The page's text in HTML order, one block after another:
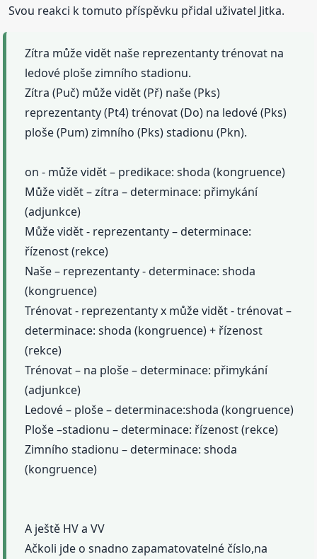
Svou reakci k tomuto příspěvku přidal uživatel Jitka.
Zítra může vidět naše reprezentanty trénovat na
ledové ploše zimního stadionu.
Zítra (Puč) může vidět (Př) naše (Pks)
reprezentanty (Pt4) trénovat (Do) na ledové (Pks)
ploše (Pum) zimního (Pks) stadionu (Pkn).
on - může vidět – predikace: shoda (kongruence)
Může vidět – zítra – determinace: přimykání
(adjunkce)
Může vidět - reprezentanty – determinace:
řízenost (rekce)
Naše – reprezentanty - determinace: shoda
(kongruence)
Trénovat - reprezentanty x může vidět - trénovat –
determinace: shoda (kongruence) + řízenost
(rekce)
Trénovat – na ploše – determinace: přimykání
(adjunkce)
Ledové – ploše – determinace:shoda (kongruence)
Ploše –stadionu – determinace: řízenost (rekce)
Zimního stadionu – determinace: shoda
(kongruence)
A ještě HV a VV
Ačkoli jde o snadno zapamatovatelné číslo,na